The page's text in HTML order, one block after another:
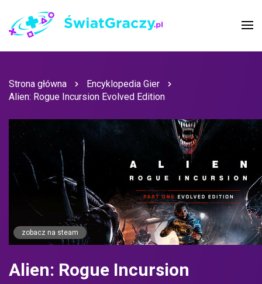
Strona główna
Encyklopedia Gier
Alien: Rogue Incursion Evolved Edition
zobacz na steam
Alien: Rogue Incursion